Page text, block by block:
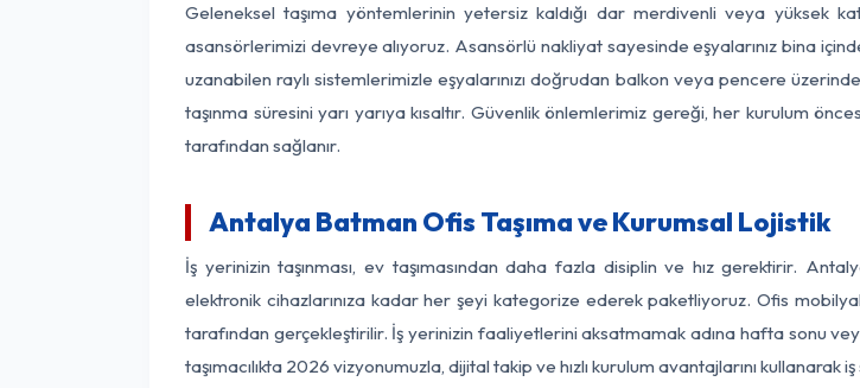
Geleneksel taşıma yöntemlerinin yetersiz kaldığı dar merdivenli veya yüksek
asansörlerimizi devreye alıyoruz. Asansörlü nakliyat sayesinde eşyalarınız bina
uzanabilen raylı sistemlerimizle eşyalarınızı doğrudan balkon veya pencere
taşınma süresini yarı yarıya kısaltır. Güvenlik önlemlerimiz gereği, her kurulum
tarafından sağlanır.
Antalya Batman Ofis Taşıma ve Kurumsal Lojistik
İş yerinizin taşınması, ev taşımasından daha fazla disiplin ve hız gerektirir.
elektronik cihazlarınıza kadar her şeyi kategorize ederek paketliyoruz. Ofis
tarafından gerçekleştirilir. İş yerinizin faaliyetlerini aksatmamak adına hafta sonu
taşımacılıkta 2026 vizyonumuzla, dijital takip ve hızlı kurulum avantajlarını kullanarak